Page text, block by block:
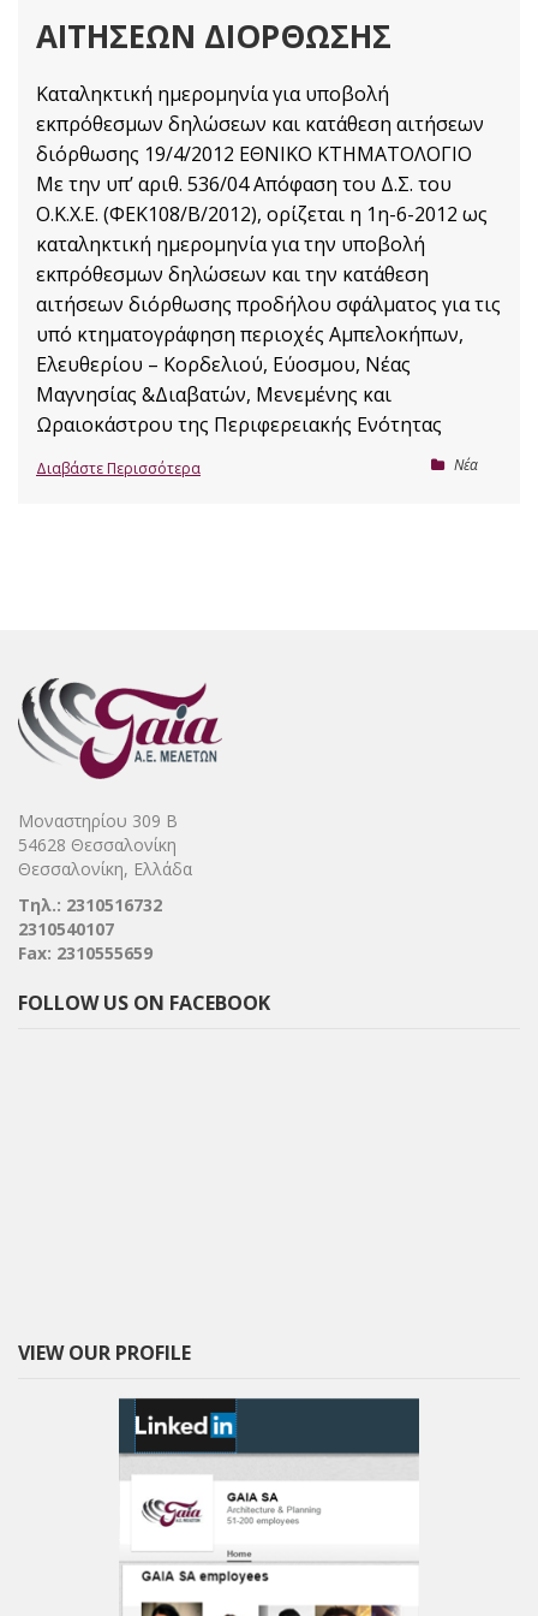
ΑΙΤΉΣΕΩΝ ΔΙΌΡΘΩΣΗΣ
Καταληκτική ημερομηνία για υποβολή
εκπρόθεσμων δηλώσεων και κατάθεση αιτήσεων
διόρθωσης 19/4/2012 ΕΘΝΙΚΟ ΚΤΗΜΑΤΟΛΟΓΙΟ
Με την υπ’ αριθ. 536/04 Απόφαση του Δ.Σ. του
Ο.Κ.Χ.Ε. (ΦΕΚ108/Β/2012), ορίζεται η 1η-6-2012 ως
καταληκτική ημερομηνία για την υποβολή
εκπρόθεσμων δηλώσεων και την κατάθεση
αιτήσεων διόρθωσης προδήλου σφάλματος για τις
υπό κτηματογράφηση περιοχές Αμπελοκήπων,
Ελευθερίου – Κορδελιού, Εύοσμου, Νέας
Μαγνησίας &Διαβατών, Μενεμένης και
Ωραιοκάστρου της Περιφερειακής Ενότητας
Nέα
Διαβάστε Περισσότερα
Μοναστηρίου 309 Β
54628 Θεσσαλονίκη
Θεσσαλονίκη, Ελλάδα
Τηλ.: 2310516732
2310540107
Fax: 2310555659
FOLLOW US ON FACEBOOK
VIEW OUR PROFILE